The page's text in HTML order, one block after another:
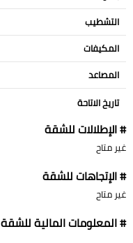
التشطيب
المكيفات
المصاعد
تاريخ الاتاحة
# الإطلالات للشقة
غير متاح
# الإتجاهات للشقة
غير متاح
# المعلومات المالية للشقة